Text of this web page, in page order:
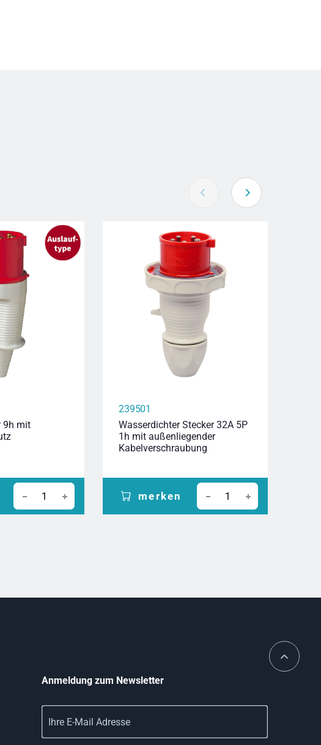
9h mit
239501
Wasserdichter Stecker 32A 5P
1h mit außenliegender
Kabelverschraubung
merken
Anmeldung zum Newsletter